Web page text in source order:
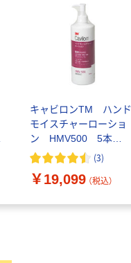
キャビロンTM ハンド
モイスチャーローショ
ン HMV500 5本
（500mL） スリーエム
(3)
￥19,099 （税込）